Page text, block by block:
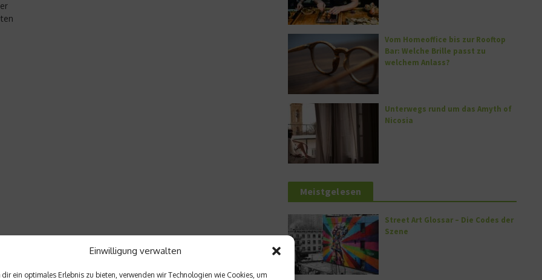
Einwilligung verwalten
dir ein optimales Erlebnis zu bieten, verwenden wir Technologien wie Cookies, um
Vom Homeoffice bis zur Rooftop
Bar: Welche Brille passt zu
welchem Anlass?
Unterwegs rund um das Amyth of
Nicosia
Meistgelesen
Street Art Glossar – Die Codes der
Szene